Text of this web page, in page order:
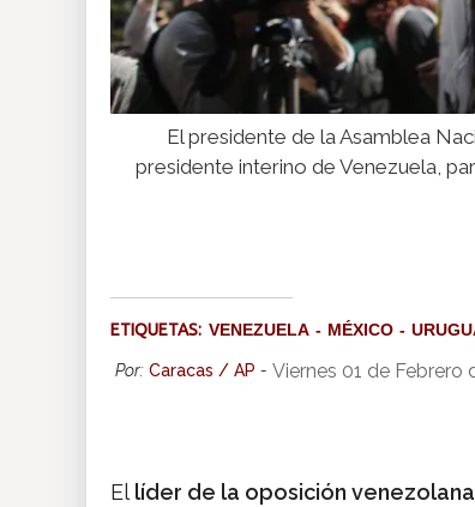
El presidente de la Asamblea
presidente interino de Venezuela,
ETIQUETAS: VENEZUELA MÉXICO
Por: Caracas / AP - Viernes 01 de Febrero
Ellíder de la oposición